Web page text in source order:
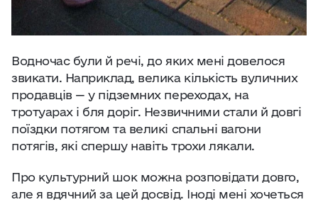
Водночас були й речі, до яких мені довелося
звикати. Наприклад, велика кількість вуличних
продавців — у підземних переходах, на
тротуарах і бля доріг. Незвичними стали й довгі
поїздки потягом та великі спальні вагони
потягів, які спершу навіть трохи лякали.
Про культурний шок можна розповідати довго,
але я вдячний за цей досвід. Іноді мені хочеться